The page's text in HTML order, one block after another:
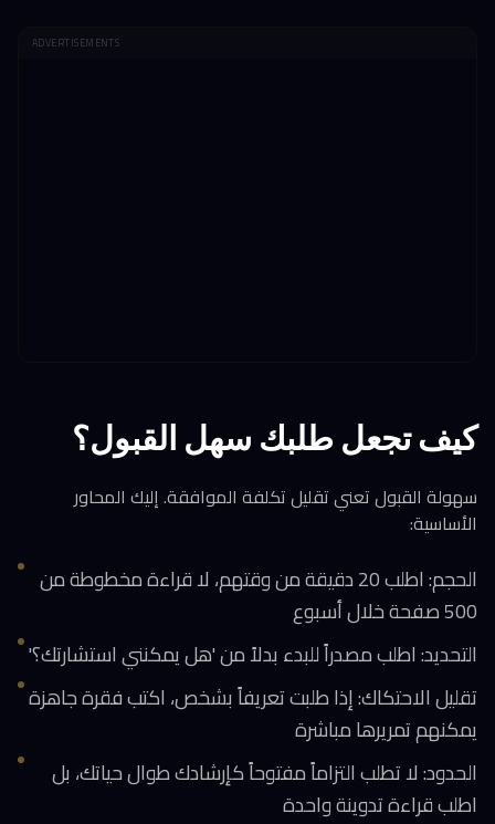
ADVERTISEMENTS
كيف تجعل طلبك سهل القبول؟
سهولة القبول تعني تقليل تكلفة الموافقة. إليك المحاور
الأساسية:
الحجم: اطلب 20 دقيقة من وقتهم، لا قراءة مخطوطة من
500 صفحة خلال أسبوع
التحديد: اطلب مصدراً للبدء بدلاً من 'هل يمكنني استشارتك؟'
تقليل الاحتكاك: إذا طلبت تعريفاً بشخص، اكتب فقرة جاهزة
يمكنهم تمريرها مباشرة
الحدود: لا تطلب التزاماً مفتوحاً كإرشادك طوال حياتك، بل
اطلب قراءة تدوينة واحدة